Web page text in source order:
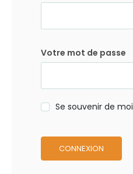
Votre mot de passe
Se souvenir de moi
CONNEXION